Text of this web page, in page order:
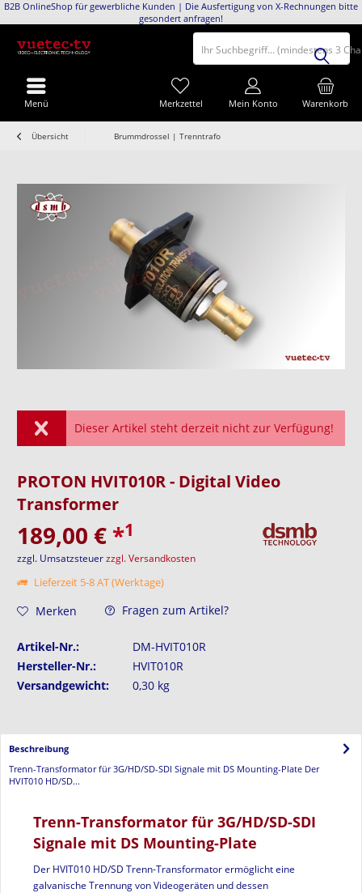
B2B OnlineShop für gewerbliche Kunden | Die Ausfertigung von X-Rechnungen bitte
gesondert anfragen!
Ihr Suchbegriff... (mindestens 3
Warenkorb
Merkzettel Mein Konto
Menü
Übersicht Brummdrossel | Trenntrafo
Dieser Artikel steht derzeit nicht zur Verfügung!
PROTON HVIT010R - Digital Video
Transformer
189,00 € *1
zzgl. Umsatzsteuerzzgl. Versandkosten
Lieferzeit 5-8 AT (Werktage)
Merken Fragen zum Artikel?
Artikel-Nr.:
DM-HVIT010R
Hersteller-Nr.:
HVIT010R
Versandgewicht:
0,30 kg
Beschreibung
Trenn-Transformator für 3G/HD/SD-SDI Signale mit DS Mounting-Plate Der
HVIT010 HD/SD...
Trenn-Transformator für 3G/HD/SD-SDI
Signale mit DS Mounting-Plate
Der HVIT010 HD/SD Trenn-Transformator ermöglicht eine
galvanische Trennung von Videogeräten und dessen